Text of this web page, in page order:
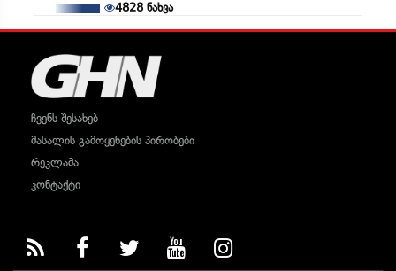
4828ნახვა
ჩვენს შესახებ
მასალის გამოყენების პირობები
რეკლამა
კონტაქტი